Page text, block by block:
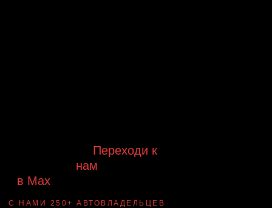
Переходи к
нам
в Max
С НАМИ 250+ АВТОВЛАДЕЛЬЦЕВ